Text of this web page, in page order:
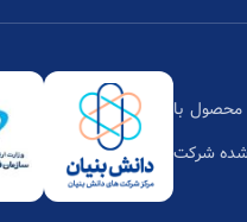
شده است. این محصول با
ثبت شده شرکت